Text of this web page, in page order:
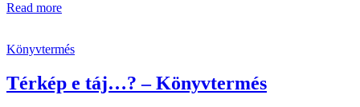
Read more
Könyvtermés
Térkép e táj…? – Könyvtermés